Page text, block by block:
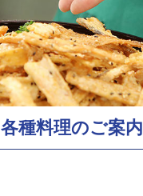
各種料理のご案内